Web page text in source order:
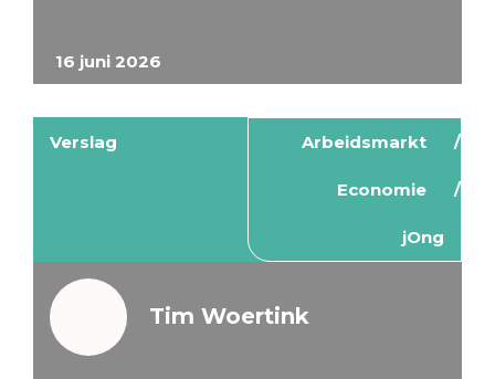
16 juni 2026
Verslag Arbeidsmarkt
Economie
jOng
Tim Woertink